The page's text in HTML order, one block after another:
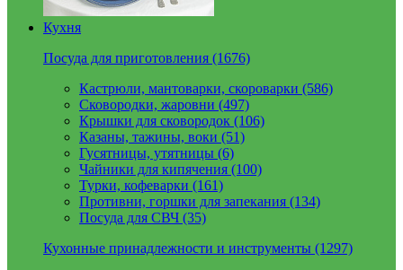
Кухня
Посуда для приготовления (1676)
Кастрюли, мантоварки, скороварки (586)
Сковородки, жаровни (497)
Крышки для сковородок (106)
Казаны, тажины, воки (51)
Гусятницы, утятницы (6)
Чайники для кипячения (100)
Турки, кофеварки (161)
Противни, горшки для запекания (134)
Посуда для СВЧ (35)
Кухонные принадлежности и инструменты (1297)